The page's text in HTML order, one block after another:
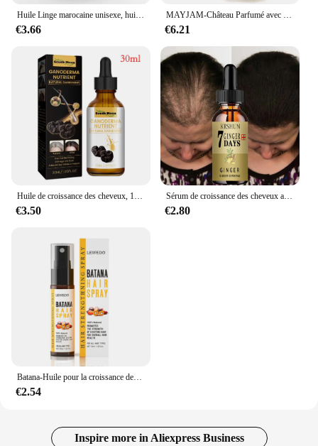
Huile Linge marocaine unisexe, huile d'argan raffermissante et hydratante pour la peau, 2 massages frais et confortables, 120ml
€3.66
MAYJAM-Château Parfumé avec Compte-Gouttes pour Humidificateur, Diffuseur de Voiture, Musc Blanc, Bubble Gum, Brise Marine, Poudre Freesia pour Bébé, 100ml
€6.21
€3.50
Sérum de croissance des cheveux anti-chute, liquide alopécie, réparation des cheveux abîmés
€2.80
€2.54
Inspire more in Aliexpress Business